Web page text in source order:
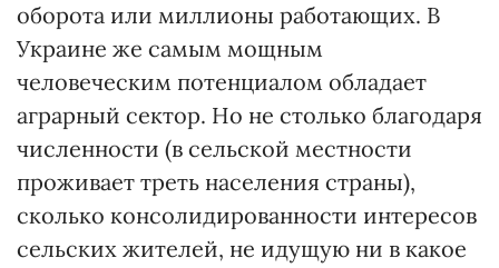
оборота или миллионы работающих. В
Украине же самым мощным
человеческим потенциалом обладает
аграрный сектор. Но не столько благодаря
численности (в сельской местности
проживает треть населения страны),
сколько консолидированности интересов
сельских жителей, не идущую ни в какое